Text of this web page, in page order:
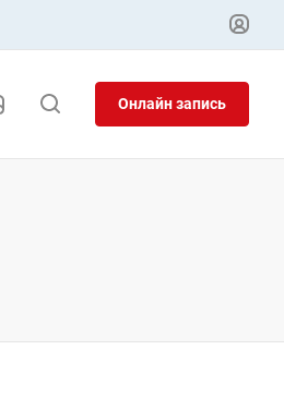
Онлайн запись